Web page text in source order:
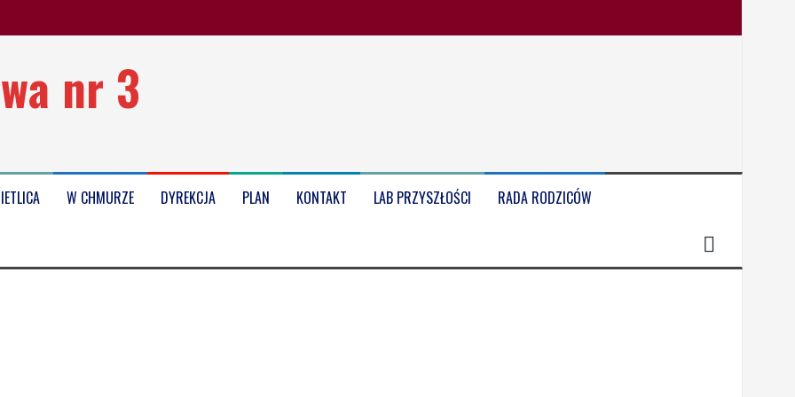
szkolnego 2025/2026
nr 3
W CHMURZE DYREKCJA PLAN KONTAKT LAB PRZYSZŁOŚCI RADA RODZICÓW